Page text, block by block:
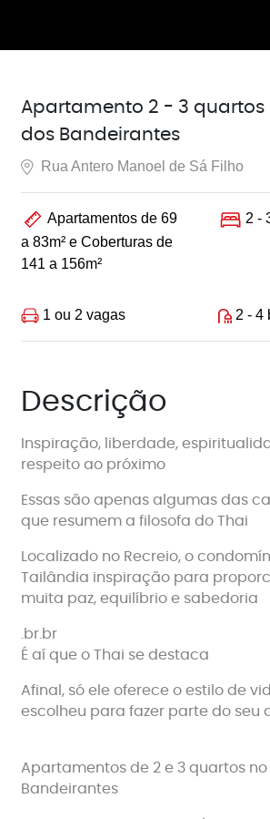
Apartamento 2 - 3 quartos
dos Bandeirantes
Rua Antero Manoel de Sá Filho
Apartamentos de 69
a 83m² e Coberturas de
141 a 156m²
2 -
1 ou 2 vagas 2 - 4
Descrição
Inspiração, liberdade,
respeito ao próximo
Essas são apenas algumas das
que resumem a filosofa do Thai
Localizado no Recreio, o
Tailândia inspiração para
muita paz, equilíbrio e sabedoria
.br.br
É aí que o Thai se destaca
Afinal, só ele oferece o estilo de
escolheu para fazer parte do seu
Apartamentos de 2 e 3 quartos no
Bandeirantes